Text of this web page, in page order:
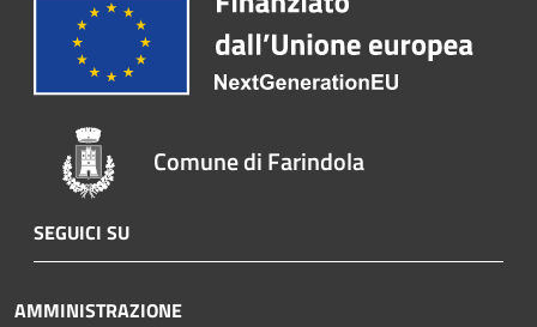
Comune di Farindola
SEGUICI SU
AMMINISTRAZIONE